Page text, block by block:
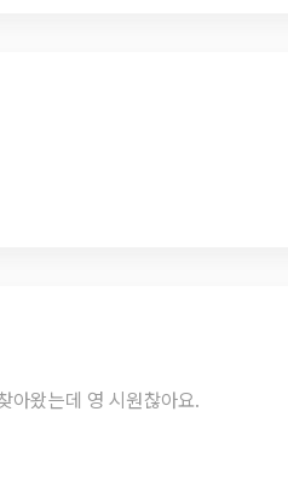
아왔는데 영 시원찮아요.